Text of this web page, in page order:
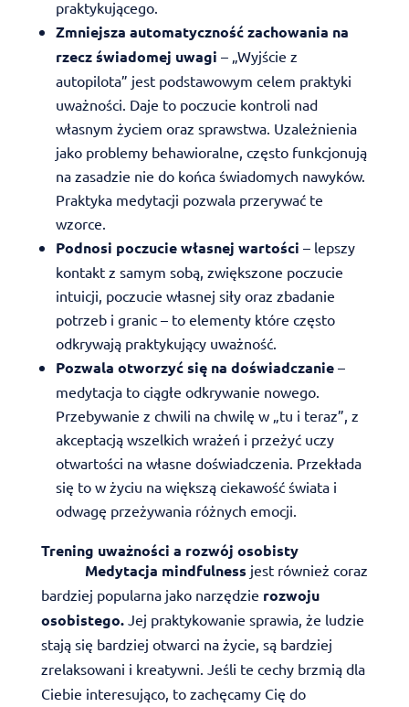
praktykującego.
Zmniejsza automatyczność zachowania na
rzecz świadomej uwagi – „Wyjście z
autopilota” jest podstawowym celem praktyki
uważności. Daje to poczucie kontroli nad
własnym życiem oraz sprawstwa. Uzależnienia
jako problemy behawioralne, często funkcjonują
na zasadzie nie do końca świadomych nawyków.
Praktyka medytacji pozwala przerywać te
wzorce.
Podnosi poczucie własnej wartości – lepszy
kontakt z samym sobą, zwiększone poczucie
intuicji, poczucie własnej siły oraz zbadanie
potrzeb i granic – to elementy które często
odkrywają praktykujący uważność.
Pozwala otworzyć się na doświadczanie –
medytacja to ciągłe odkrywanie nowego.
Przebywanie z chwili na chwilę w „tu i teraz”, z
akceptacją wszelkich wrażeń i przeżyć uczy
otwartości na własne doświadczenia. Przekłada
się to w życiu na większą ciekawość świata i
odwagę przeżywania różnych emocji.
Trening uważności a rozwój osobisty
Medytacja mindfulness jest również coraz
bardziej popularna jako narzędzie rozwoju
osobistego. Jej praktykowanie sprawia, że ludzie
stają się bardziej otwarci na życie, są bardziej
zrelaksowani i kreatywni. Jeśli te cechy brzmią dla
Ciebie interesująco, to zachęcamy Cię do